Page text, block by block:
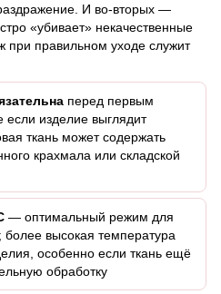
И во-вторых —
«убивает» некачественные
при правильном уходе служит
перед первым
если изделие выглядит
ткань может содержать
крахмала или складской
— оптимальный режим для
более высокая температура
особенно если ткань ещё
обработку